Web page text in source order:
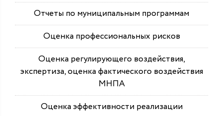
Отчеты по муниципальным программам
Оценка профессиональных рисков
Оценка регулирующего воздействия,
экспертиза, оценка фактического воздействия
МНПА
Оценка эффективности реализации